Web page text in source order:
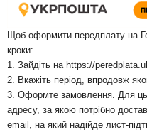
Щоб оформити передплату на
кроки:
1. Зайдіть на https://
2. Вкажіть період, впродовж
3. Оформте замовлення. Для
адресу, за якою потрібно
email, на який надійде лист-